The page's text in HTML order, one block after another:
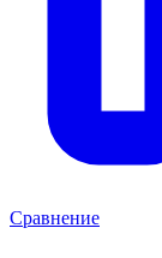
Сравнение